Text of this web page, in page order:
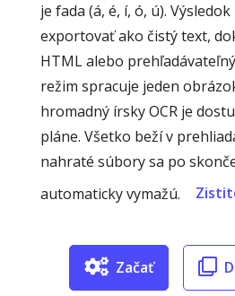
je fada (á, é, í, ó, ú).
exportovať ako čistý text,
HTML alebo
režim spracuje jeden
hromadný írsky OCR je
pláne. Všetko beží v
nahraté súbory sa po
automaticky vymažú.
Začať